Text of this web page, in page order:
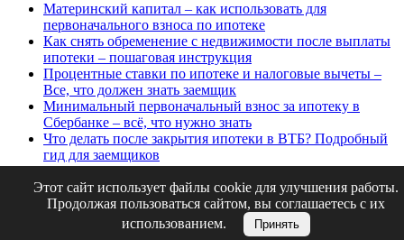
Материнский капитал – как использовать для
первоначального взноса по ипотеке
Как снять обременение с недвижимости после выплаты
ипотеки – пошаговая инструкция
Процентные ставки по ипотеке и налоговые вычеты –
Все, что должен знать заемщик
Минимальный первоначальный взнос за ипотеку в
Сбербанке – всё, что нужно знать
Что делать после закрытия ипотеки в ВТБ? Подробный
гид для заемщиков
Как рассчитать ежемесячный платеж по ипотеке 6
миллионов на 20 лет – Полное руководство
Home Loan. All Rights Reserved.
Этот сайт использует файлы cookie для улучшения работы.
Продолжая пользоваться сайтом, вы соглашаетесь с их
использованием.
Принять